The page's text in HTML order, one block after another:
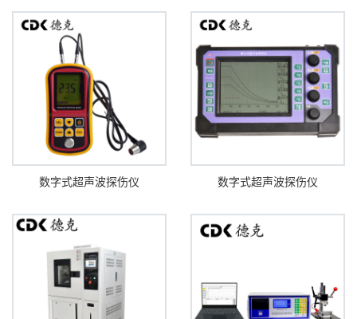
数字式超声波探伤仪 数字式超声波探伤仪